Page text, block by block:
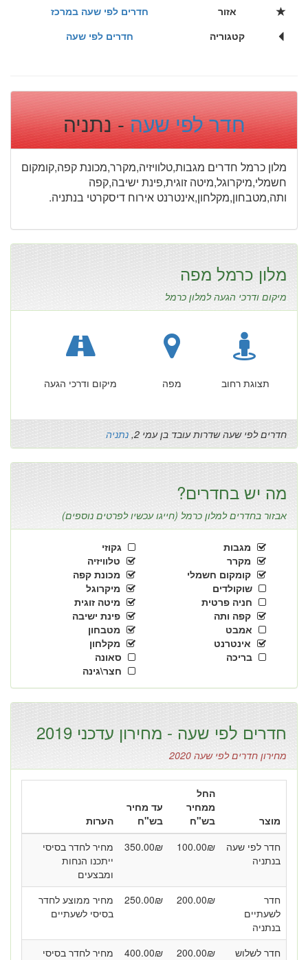
אזור
חדרים לפי שעה במרכז
קטגוריה
חדרים לפי שעה
חדר לפי שעה- נתניה
מלון כרמל חדרים מגבות,טלוויזיה,מקרר,מכונת קפה,קומקום
חשמלי,מיקרוגל,מיטה זוגית,פינת ישיבה,קפה
ותה,מטבחון,מקלחון,אינטרנט אירוח דיסקרטי בנתניה.
מלון כרמל מפה
מיקום ודרכי הגעה למלון כרמל
תצוגת רחוב מפה מיקום ודרכי הגעה
חדרים לפי שעה שדרות עובד בן עמי 2, נתניה
מה יש בחדרים?
אבזור בחדרים למלון כרמל (חייגו עכשיו לפרטים נוספים)
גקוזי
מגבות
טלוויזיה
מקרר
מכונת קפה
קומקום חשמלי
מיקרוגל
שוקולדים
מיטה זוגית
חניה פרטית
פינת ישיבה
קפה ותה
מטבחון
אמבט
מקלחון
אינטרנט
סאונה
בריכה
חצר\גינה
חדרים לפי שעה - מחירון עדכני 2019
מחירון חדרים לפי שעה 2020
מוצר
החל
ממחיר
בש"ח
עד מחיר
בש"ח
הערות
חדר לפי שעה
בנתניה
100.00₪
350.00₪
מחיר לחדר בסיסי
ייתכנו הנחות
ומבצעים
חדר
לשעתיים
בנתניה
200.00₪
250.00₪
מחיר ממוצע לחדר
בסיסי לשעתיים
חדר לשלוש
200.00₪
400.00₪
מחיר לחדר בסיסי